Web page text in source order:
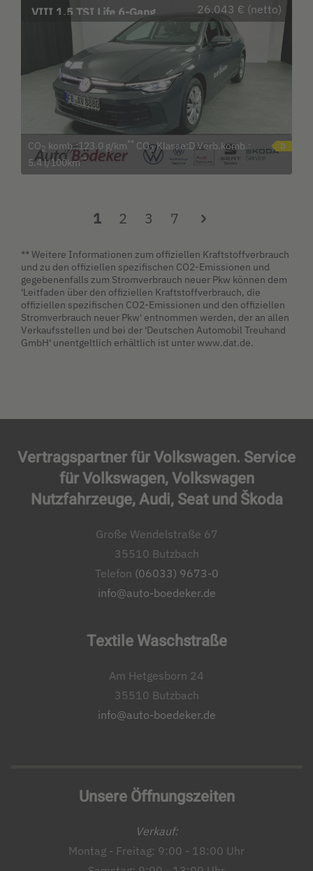
VIII 1.5 TSI Life 6-Gang
Bluetooth Navi LED
26.043 € (netto)
CO2 komb.:123.0 g/km** CO2Klasse:D Verb.komb.:
5.4 l/100km**
1 2 3 7
** Weitere Informationen zum offiziellen Kraftstoffverbrauch
und zu den offiziellen spezifischen CO2-Emissionen und
gegebenenfalls zum Stromverbrauch neuer Pkw können dem
'Leitfaden über den offiziellen Kraftstoffverbrauch, die
offiziellen spezifischen CO2-Emissionen und den offiziellen
Stromverbrauch neuer Pkw' entnommen werden, der an allen
Verkaufsstellen und bei der 'Deutschen Automobil Treuhand
GmbH' unentgeltlich erhältlich ist unter www.dat.de.
Vertragspartner für Volkswagen. Service
für Volkswagen, Volkswagen
Nutzfahrzeuge, Audi, Seat und Škoda
Große Wendelstraße 67
35510 Butzbach
Telefon (06033) 9673-0
info@auto-boedeker.de
Textile Waschstraße
Am Hetgesborn 24
35510 Butzbach
info@auto-boedeker.de
Unsere Öffnungszeiten
Verkauf:
Montag - Freitag: 9:00 - 18:00 Uhr